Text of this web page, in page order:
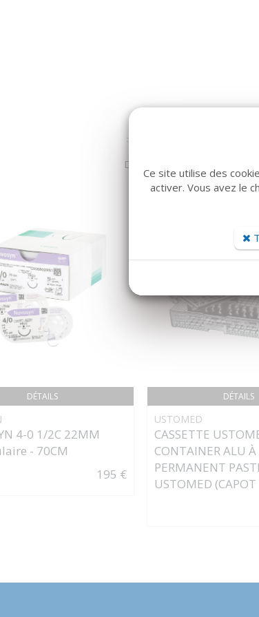
Dans la même famille de
DÉTAILS
4-0 1/2C 22MM
- 70CM
195 €
DÉTAILS
USTOMED
CASSETTE
CONTAINER ALU À
PERMANENT
USTOMED (CAPOT
Ce site utilise des
activer. Vous avez le